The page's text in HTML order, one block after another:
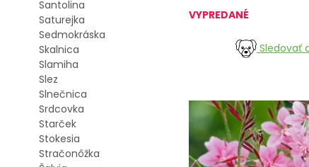
VYPREDANÉ
Sledovať
Santolina
Saturejka
Sedmokráska
Skalnica
Slamiha
Slez
Slnečnica
Srdcovka
Starček
Stokesia
Stračonôžka